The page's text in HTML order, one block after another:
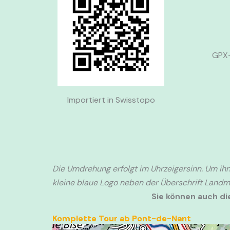
Importiert in Swisstopo
Die Umdrehung erfolgt im Uhrzeigersinn. Um
kleine blaue Logo neben der Überschrift
Sie können auch
Komplette Tour ab Pont-de-Nant